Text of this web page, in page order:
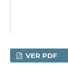
VER PDF